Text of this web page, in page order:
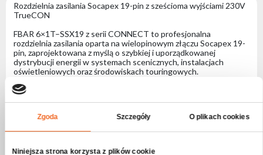
Zgoda Szczegóły O plikach cookies
Niniejsza strona korzysta z plików cookie
Rozdzielnia zasilania Socapex 19-pin z sześcioma wyjściami 230V
TrueCON
FBAR 6×1T–SSX19 z serii CONNECT to profesjonalna
rozdzielnia zasilania oparta na wielopinowym złączu Socapex 19-
pin, zaprojektowana z myślą o szybkiej i uporządkowanej
dystrybucji energii w systemach scenicznych, instalacjach
oświetleniowych oraz środowiskach touringowych.
wielu obwodów przy użyciu jednego przewodu wielożyłowego,
znacząco upraszczając okablowanie i skracając czas instalacji.
których każde stanowi oddzielny, niezależny obwód zasilania.
systemach oświetleniowych.